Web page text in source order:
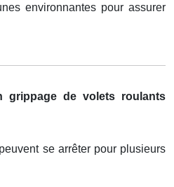
environnantes pour assurer
grippage de volets roulants
se arrêter pour plusieurs